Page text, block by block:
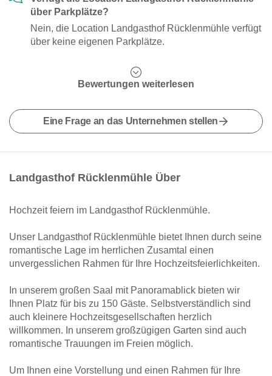
über Parkplätze?
Nein, die Location Landgasthof Rücklenmühle verfügt
über keine eigenen Parkplätze.
Bewertungen weiterlesen
Eine Frage an das Unternehmen stellen
Landgasthof Rücklenmühle Über
Hochzeit feiern im Landgasthof Rücklenmühle.
Unser Landgasthof Rücklenmühle bietet Ihnen durch seine
romantische Lage im herrlichen Zusamtal einen
unvergesslichen Rahmen für Ihre Hochzeitsfeierlichkeiten.
In unserem großen Saal mit Panoramablick bieten wir
Ihnen Platz für bis zu 150 Gäste. Selbstverständlich sind
auch kleinere Hochzeitsgesellschaften herzlich
willkommen. In unserem großzügigen Garten sind auch
romantische Trauungen im Freien möglich.
Um Ihnen eine Vorstellung und einen Rahmen für Ihre